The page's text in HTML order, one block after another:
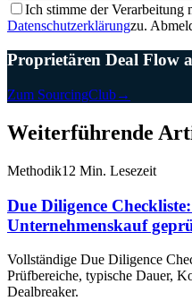
Ich stimme der Verarbeitung
Datenschutzerklärungzu.
Proprietären Deal Flow
Zum SourcingClub→
Weiterführende
Methodik12 Min. Lesezeit
Due Diligence
Unternehmenskauf
Vollständige Due Diligence
Prüfbereiche, typische Dauer,
Dealbreaker.